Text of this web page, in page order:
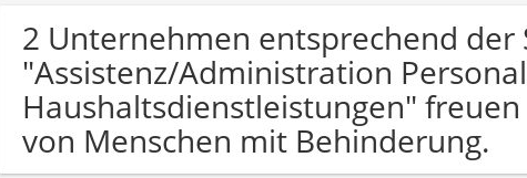
2 Unternehmen entsprechend der
"Assistenz/Administration
Haushaltsdienstleistungen"
von Menschen mit Behinderung.